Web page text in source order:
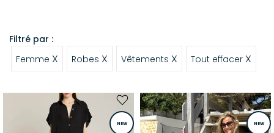
Filtré par :
Femme X Robes X Vêtements X Tout effacer X
NEW NEW